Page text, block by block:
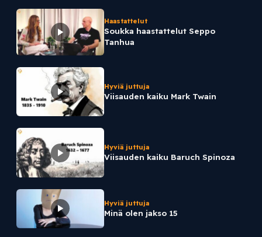
Haastattelut
Soukka haastattelut Seppo
Tanhua
Hyviä juttuja
Viisauden kaiku Mark Twain
Hyviä juttuja
Viisauden kaiku Baruch Spinoza
Hyviä juttuja
Minä olen jakso 15